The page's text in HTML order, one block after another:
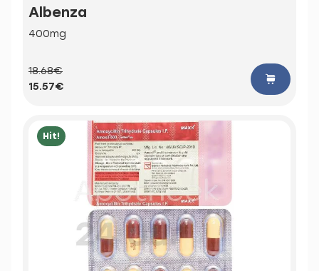
Albenza
400mg
18.68€
15.57€
Hit!